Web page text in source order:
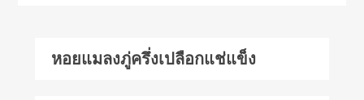
หอยแมลงภู่ครึ่งเปลือกแช่แข็ง